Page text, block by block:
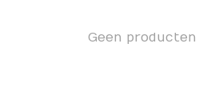
Geen producten